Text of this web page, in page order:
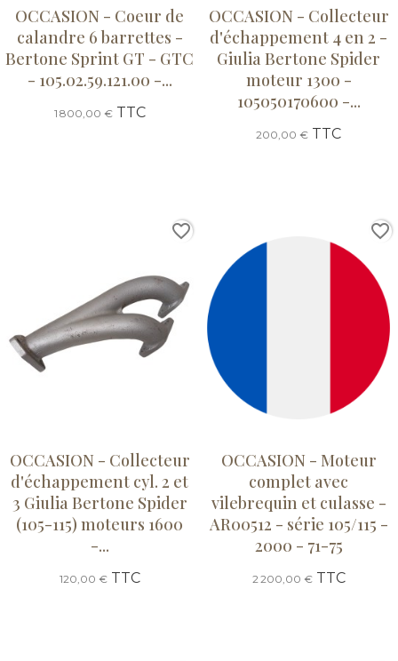
OCCASION - Coeur de
calandre 6 barrettes -
Bertone Sprint GT - GTC
- 105.02.59.121.00 -...
1 800,00 €TTC
OCCASION - Collecteur
d'échappement 4 en 2 -
Giulia Bertone Spider
moteur 1300 -
105050170600 -...
200,00 € TTC
OCCASION - Collecteur
d'échappement cyl. 2 et
3 Giulia Bertone Spider
(105-115) moteurs 1600
-...
120,00 €TTC
favorite_border
OCCASION - Moteur
complet avec
vilebrequin et culasse -
AR00512 - série 105/115 -
2000 - 71-75
2 200,00 €TTC
favorite_border